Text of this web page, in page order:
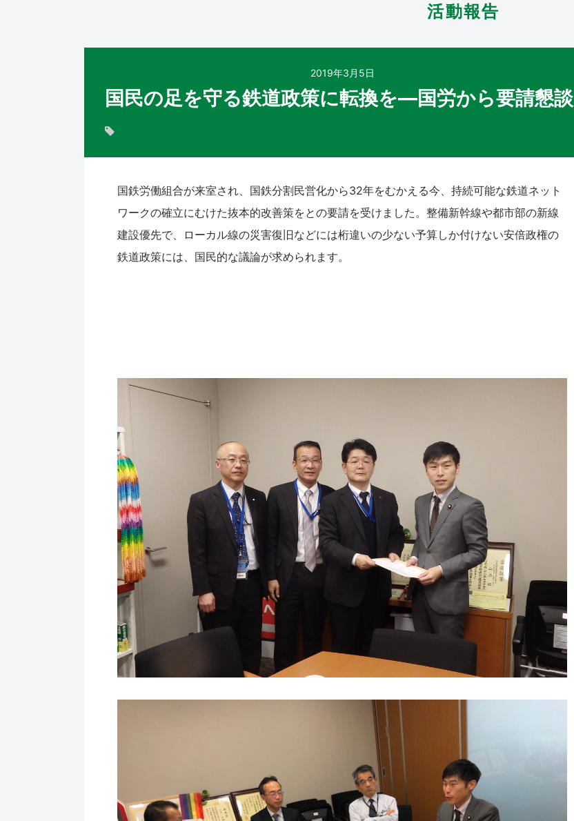
活動報告
2019年3月5日
国民の足を守る鉄道政策に転換を―国労から要請懇談
国鉄労働組合が来室され、国鉄分割民営化から32年をむかえる今、持続可能な鉄道ネット
ワークの確立にむけた抜本的改善策をとの要請を受けました。整備新幹線や都市部の新線
建設優先で、ローカル線の災害復旧などには桁違いの少ない予算しか付けない安倍政権の
鉄道政策には、国民的な議論が求められます。